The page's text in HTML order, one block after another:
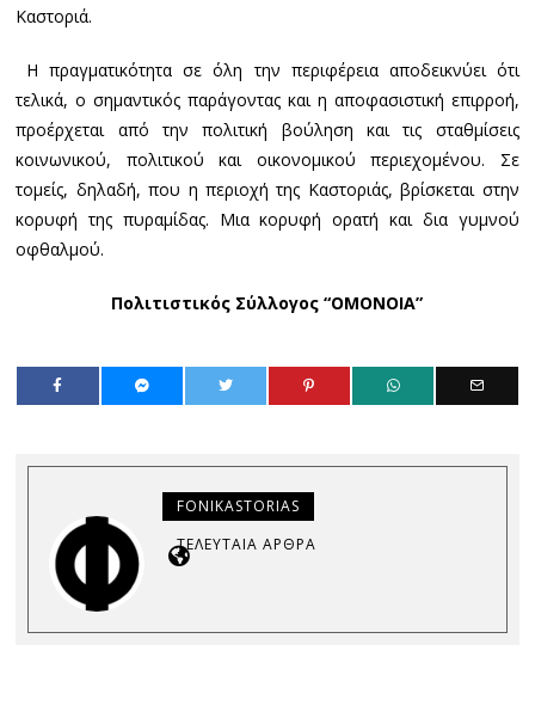
Καστοριά.
Η πραγματικότητα σε όλη την περιφέρεια αποδεικνύει ότι
τελικά, ο σημαντικός παράγοντας και η αποφασιστική επιρροή,
προέρχεται από την πολιτική βούληση και τις σταθμίσεις
κοινωνικού, πολιτικού και οικονομικού περιεχομένου. Σε
τομείς, δηλαδή, που η περιοχή της Καστοριάς, βρίσκεται στην
κορυφή της πυραμίδας. Μια κορυφή ορατή και δια γυμνού
οφθαλμού.
Πολιτιστικός Σύλλογος “ΟΜΟΝΟΙΑ”
FONIKASTORIAS
ΤΕΛΕΥΤΑΊΑ ΆΡΘΡΑ